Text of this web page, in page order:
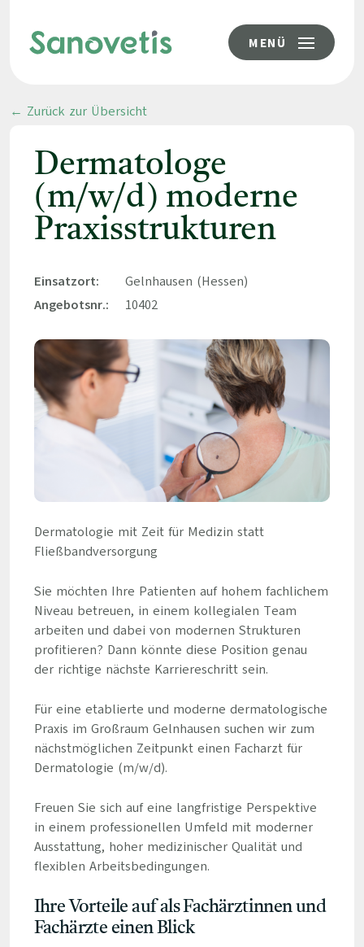
MENÜ
← Zurück zur Übersicht
Dermatologe
(m/w/d) moderne
Praxisstrukturen
Einsatzort:
Gelnhausen (Hessen)
Angebotsnr.:
10402
Dermatologie mit Zeit für Medizin statt
Fließbandversorgung
Sie möchten Ihre Patienten auf hohem fachlichem
Niveau betreuen, in einem kollegialen Team
arbeiten und dabei von modernen Strukturen
profitieren? Dann könnte diese Position genau
der richtige nächste Karriereschritt sein.
Für eine etablierte und moderne dermatologische
Praxis im Großraum Gelnhausen suchen wir zum
nächstmöglichen Zeitpunkt einen Facharzt für
Dermatologie (m/w/d).
Freuen Sie sich auf eine langfristige Perspektive
in einem professionellen Umfeld mit moderner
Ausstattung, hoher medizinischer Qualität und
flexiblen Arbeitsbedingungen.
Ihre Vorteile auf als Fachärztinnen und
Fachärzte einen Blick